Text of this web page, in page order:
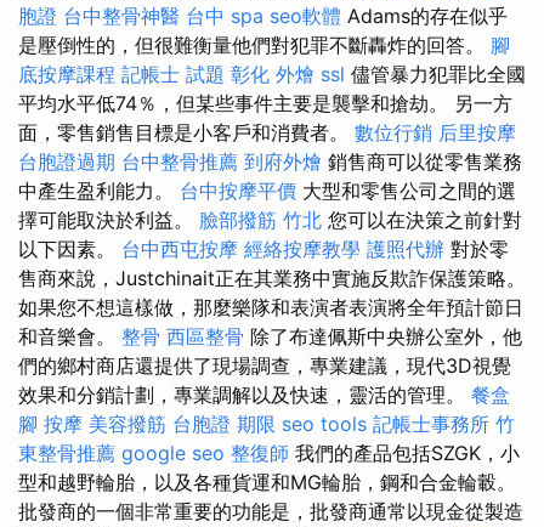
胞證 台中整骨神醫 台中 spa seo軟體 Adams的存在似乎
是壓倒性的，但很難衡量他們對犯罪不斷轟炸的回答。 腳
底按摩課程 記帳士 試題 彰化 外燴 ssl 儘管暴力犯罪比全國
平均水平低74％，但某些事件主要是襲擊和搶劫。 另一方
面，零售銷售目標是小客戶和消費者。 數位行銷 后里按摩
台胞證過期 台中整骨推薦 到府外燴 銷售商可以從零售業務
中產生盈利能力。 台中按摩平價 大型和零售公司之間的選
擇可能取決於利益。 臉部撥筋 竹北 您可以在決策之前針對
以下因素。 台中西屯按摩 經絡按摩教學 護照代辦 對於零
售商來說，Justchinait正在其業務中實施反欺詐保護策略。
如果您不想這樣做，那麼樂隊和表演者表演將全年預計節日
和音樂會。 整骨 西區整骨 除了布達佩斯中央辦公室外，他
們的鄉村商店還提供了現場調查，專業建議，現代3D視覺
效果和分銷計劃，專業調解以及快速，靈活的管理。 餐盒
腳 按摩 美容撥筋 台胞證 期限 seo tools 記帳士事務所 竹
東整骨推薦 google seo 整復師 我們的產品包括SZGK，小
型和越野輪胎，以及各種貨運和MG輪胎，鋼和合金輪轂。
批發商的一個非常重要的功能是，批發商通常以現金從製造